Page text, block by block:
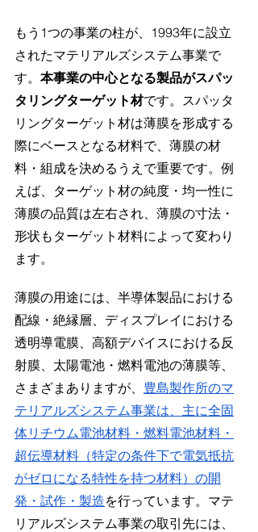
もう1つの事業の柱が、1993年に設立
されたマテリアルズシステム事業で
す。 本事業の中心となる製品がスパッ
タリングターゲット材です。スパッタ
リングターゲット材は薄膜を形成する
際にベースとなる材料で、薄膜の材
料・組成を決めるうえで重要です。例
えば、ターゲット材の純度・均一性に
薄膜の品質は左右され、薄膜の寸法・
形状もターゲット材料によって変わり
ます。
薄膜の用途には、半導体製品における
配線・絶縁層、ディスプレイにおける
透明導電膜、高額デバイスにおける反
射膜、太陽電池・燃料電池の薄膜等、
さまざまありますが、 豊島製作所のマ
テリアルズシステム事業は、主に全固
体リチウム電池材料・燃料電池材料・
超伝導材料（特定の条件下で電気抵抗
がゼロになる特性を持つ材料）の開
発・試作・製造を行っています。マテ
リアルズシステム事業の取引先には、